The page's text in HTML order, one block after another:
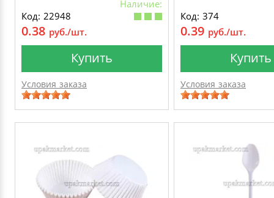
Наличие:
Код: 22948
0.38 руб./шт.
Купить
Условия заказа
Код: 374
0.39 руб./шт.
Купить
Условия заказа